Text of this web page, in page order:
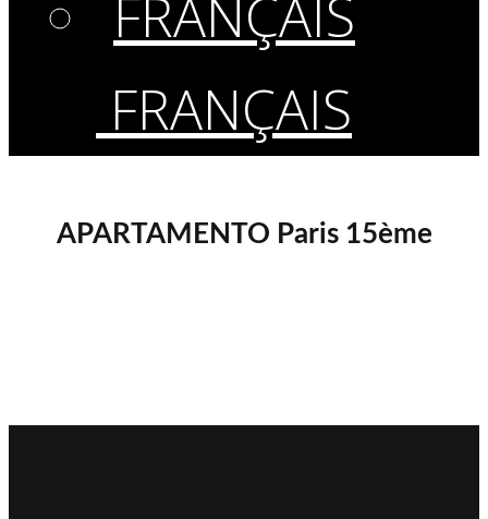
FRANÇAIS
APARTAMENTO Paris 15ème